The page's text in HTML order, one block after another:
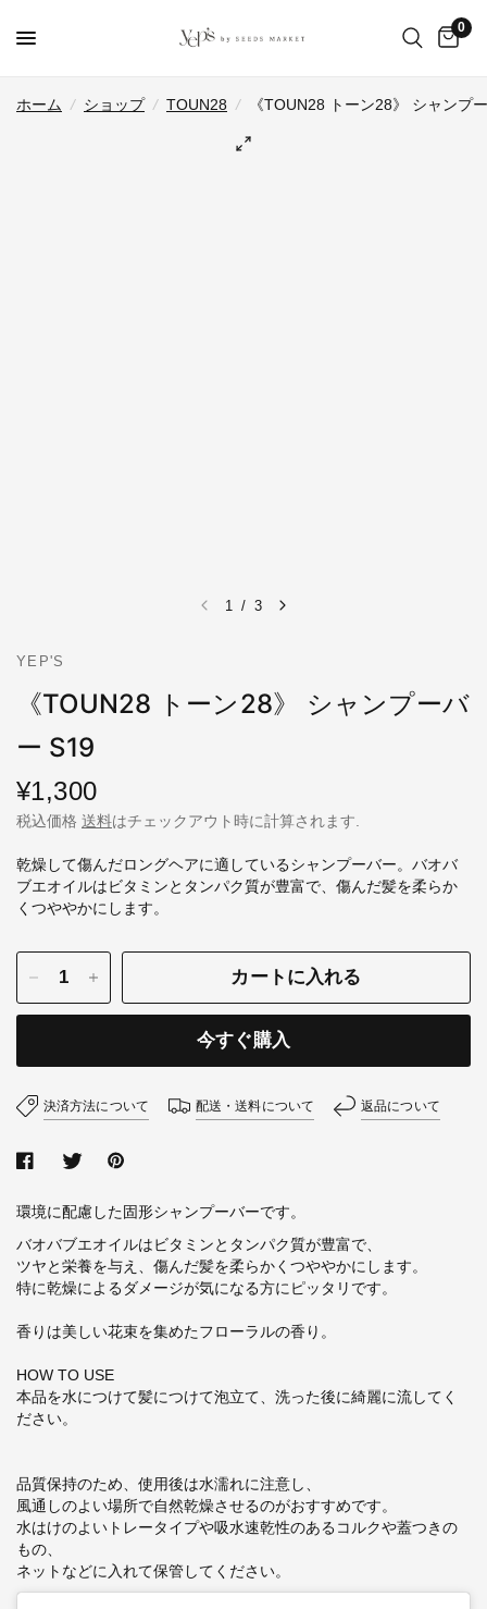
0
ホーム / ショップ / TOUN28 / 《TOUN28 トーン28》 シャンプ
1 / 3
YEP'S
《TOUN28 トーン28》 シャンプーバ
ー S19
¥1,300
税込価格 送料はチェックアウト時に計算されます.
乾燥して傷んだロングヘアに適しているシャンプーバー。バオバ
ブエオイルはビタミンとタンパク質が豊富で、傷んだ髪を柔らか
くつややかにします。
カートに入れる
今すぐ購入
決済方法について 配送・送料について 返品について
環境に配慮した固形シャンプーバーです。
バオバブエオイルはビタミンとタンパク質が豊富で、
ツヤと栄養を与え、 傷んだ髪を柔らかくつややかにします。
特に乾燥によるダメージが気になる方にピッタリです。
香りは美しい花束を集めたフローラルの香り。
HOW TO USE
本品を水につけて髪につけて泡立て、洗った後に綺麗に流してく
ださい。
品質保持のため、使用後は水濡れに注意し、
風通しのよい場所で自然乾燥させるのがおすすめです。
水はけのよいトレータイプや吸水速乾性のあるコルクや蓋つきの
もの、
ネットなどに入れて保管してください。